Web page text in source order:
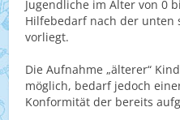
Jugendliche im Alter von 0
Hilfebedarf nach der unten
vorliegt.
Die Aufnahme „älterer“
möglich, bedarf jedoch
Konformität der bereits